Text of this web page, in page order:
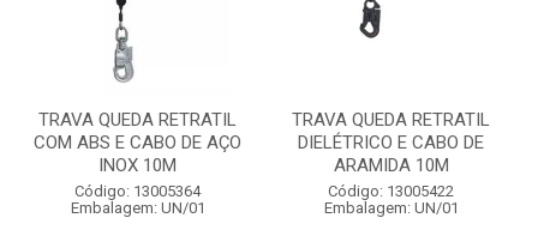
TRAVA QUEDA RETRATIL
COM ABS E CABO DE AÇO
INOX 10M
Código: 13005364
Embalagem: UN/01
TRAVA QUEDA RETRATIL
DIELÉTRICO E CABO DE
ARAMIDA 10M
Código: 13005422
Embalagem: UN/01